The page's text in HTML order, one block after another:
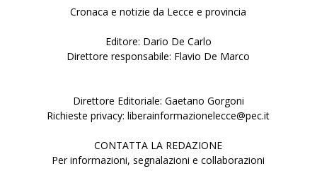
Cronaca e notizie da Lecce e provincia
Editore: Dario De Carlo
Direttore responsabile: Flavio De Marco
Direttore Editoriale: Gaetano Gorgoni
Richieste privacy: liberainformazionelecce@pec.it
CONTATTA LA REDAZIONE
Per informazioni, segnalazioni e collaborazioni